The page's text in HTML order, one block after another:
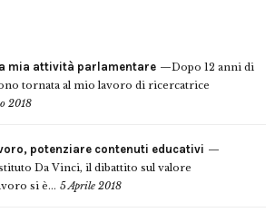
mia attività parlamentare
Dopo 12 anni di
tornata al mio lavoro di ricercatrice
2018
potenziare contenuti educativi
Da Vinci, il dibattito sul valore
si è... 5 Aprile 2018